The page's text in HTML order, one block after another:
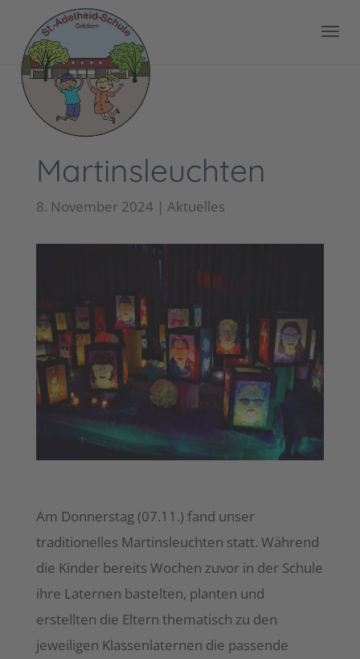
Martinsleuchten
8. November 2024 | Aktuelles
Am Donnerstag (07.11.) fand unser
traditionelles Martinsleuchten statt. Während
die Kinder bereits Wochen zuvor in der Schule
ihre Laternen bastelten, planten und
erstellten die Eltern thematisch zu den
jeweiligen Klassenlaternen die passende